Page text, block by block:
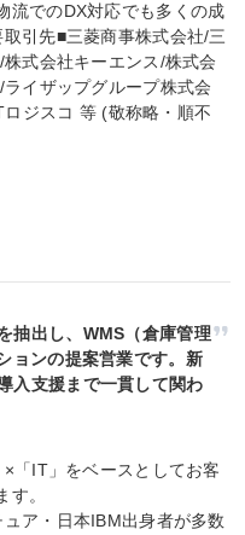
流でのDX対応でも多くの成
引先■三菱商事株式会社/三
式会社キーエンス/株式会
イザップグループ株式会
ジスコ 等 (敬称略・順不
抽出し、WMS（倉庫管理
ョンの提案営業です。新
入支援まで一貫して関わ
「IT」をベースとしてお客
。
ア・日本IBM出身者が多数